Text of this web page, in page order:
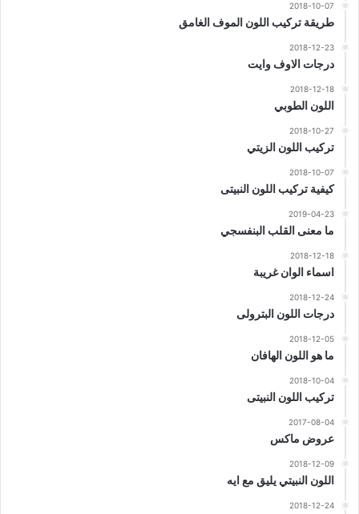
2018-10-07
طريقة تركيب اللون الموف الغامق
2018-12-23
درجات الاوف وايت
2018-12-18
اللون الطوبي
2018-10-27
تركيب اللون الزيتي
2018-10-07
كيفية تركيب اللون النبيتى
2019-04-23
ما معنى القلب البنفسجي
2018-12-18
اسماء الوان غريبة
2018-12-24
درجات اللون البترولى
2018-12-05
ما هو اللون الهافان
2018-10-04
تركيب اللون النبيتى
2017-08-04
عروض ماكس
2018-12-09
اللون النبيتي يليق مع ايه
2018-12-24